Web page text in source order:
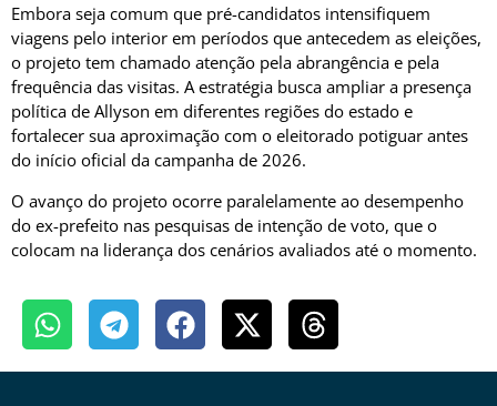
Embora seja comum que pré-candidatos intensifiquem
viagens pelo interior em períodos que antecedem as eleições,
o projeto tem chamado atenção pela abrangência e pela
frequência das visitas. A estratégia busca ampliar a presença
política de Allyson em diferentes regiões do estado e
fortalecer sua aproximação com o eleitorado potiguar antes
do início oficial da campanha de 2026.
O avanço do projeto ocorre paralelamente ao desempenho
do ex-prefeito nas pesquisas de intenção de voto, que o
colocam na liderança dos cenários avaliados até o momento.